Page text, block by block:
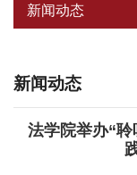
新闻动态
新闻动态
法学院举办“